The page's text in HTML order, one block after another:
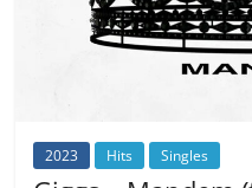
2023 Hits Singles